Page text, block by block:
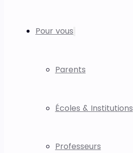
Pour vous
Parents
Écoles & Institutions
Professeurs